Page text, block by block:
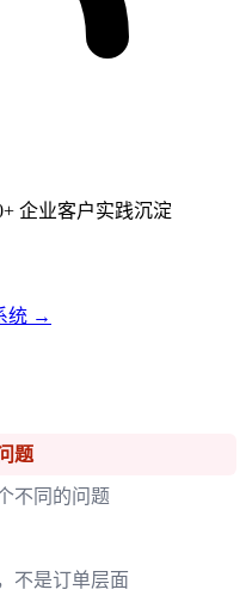
企业客户实践沉淀
统 →
题
不同的问题
不是订单层面